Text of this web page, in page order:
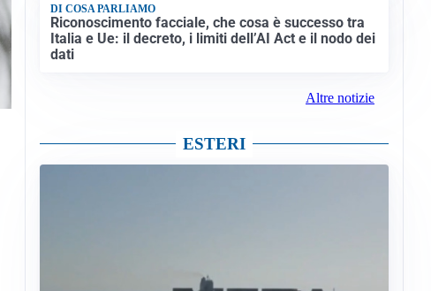
DI COSA PARLIAMO
Riconoscimento facciale, che cosa è successo tra
Italia e Ue: il decreto, i limiti dell’AI Act e il nodo dei
dati
Altre notizie
ESTERI